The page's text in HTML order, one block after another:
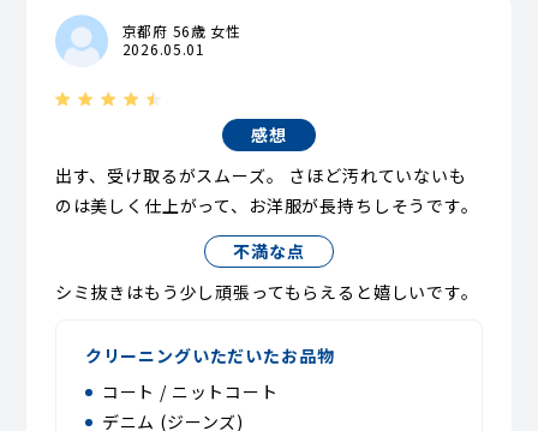
京都府 56歳 女性
2026.05.01
感想
出す、受け取るがスムーズ。 さほど汚れていないも
のは美しく仕上がって、お洋服が長持ちしそうです。
不満な点
シミ抜きはもう少し頑張ってもらえると嬉しいです。
クリーニングいただいたお品物
コート / ニットコート
デニム (ジーンズ)